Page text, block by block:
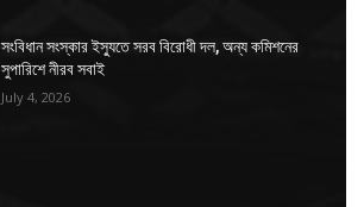
সংবিধান সংস্কার ইস্যুতে সরব বিরোধী দল, অন্য কমিশনের
সুপারিশে নীরব সবাই
July 4, 2026